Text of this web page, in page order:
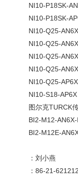
NI10-P18SK-
NI10-P18SK-
NI10-Q25-AN6X
NI10-Q25-
NI10-Q25-
NI10-Q25-
NI10-Q25-
NI10-S18-AP6X
图尔克TURCK
BI2-M12-
BI2-M12E-
：刘小燕
：86-21-